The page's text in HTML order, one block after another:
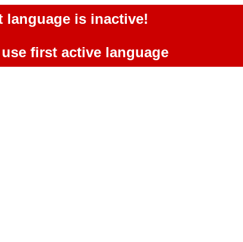
is inactive!
first active language